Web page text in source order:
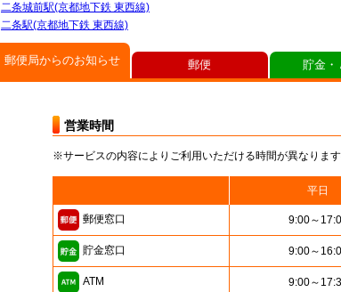
二条城前駅(京都地下鉄 東西線)
二条駅(京都地下鉄 東西線)
郵便局からのお知らせ
営業時間
※サービスの内容によりご利用いただける時間が異なりま
平日
郵便窓口 9:00～
貯金窓口 9:00～
ATM 9:00～
郵便 貯金・